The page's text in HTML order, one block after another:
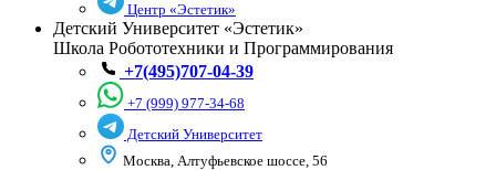
Центр «Эстетик»
Детский Университет «Эстетик»
Школа Робототехники и Программирования
+7(495)707-04-39
+7 (999) 977-34-68
Детский Университет
Москва, Алтуфьевское шоссе, 56